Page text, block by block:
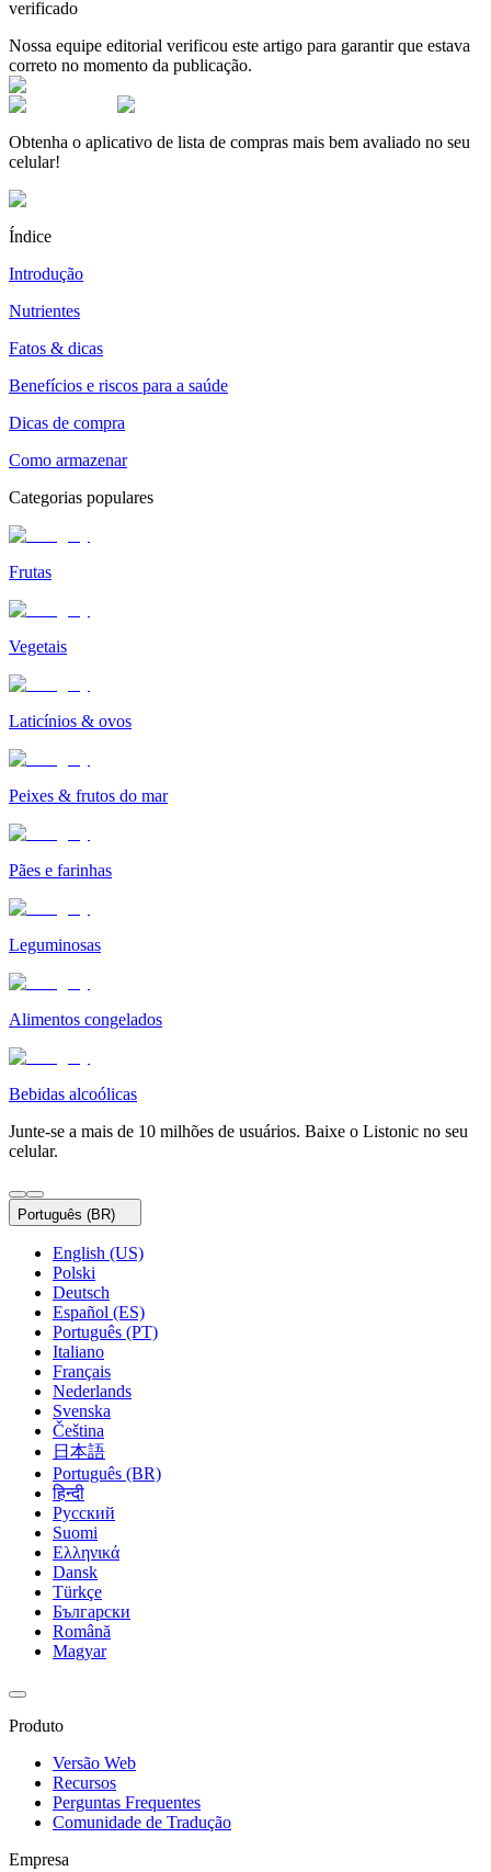
verificado
Nossa equipe editorial verificou este artigo para garantir que estava
correto no momento da publicação.
Obtenha o aplicativo de lista de compras mais bem avaliado no seu
celular!
Índice
Introdução
Nutrientes
Fatos & dicas
Benefícios e riscos para a saúde
Dicas de compra
Como armazenar
Categorias populares
Frutas
Vegetais
Laticínios & ovos
Peixes & frutos do mar
Pães e farinhas
Leguminosas
Alimentos congelados
Bebidas alcoólicas
Junte-se a mais de 10 milhões de usuários. Baixe o Listonic no seu
celular.
Português (BR)
English (US)
Polski
Deutsch
Español (ES)
Português (PT)
Italiano
Français
Nederlands
Svenska
Čeština
日本語
Português (BR)
हिन्दी
Русский
Suomi
Ελληνικά
Dansk
Türkçe
Български
Română
Magyar
Produto
Versão Web
Recursos
Perguntas Frequentes
Comunidade de Tradução
Empresa